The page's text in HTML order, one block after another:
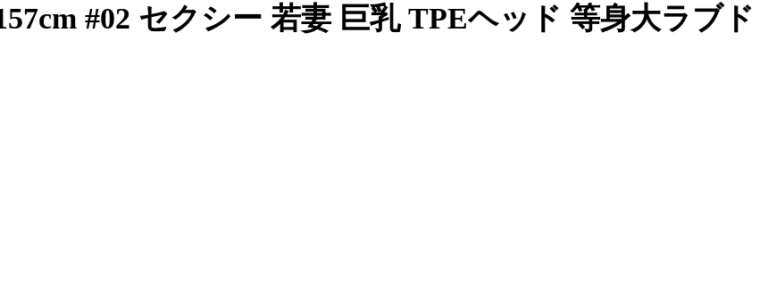
#02 セクシー 若妻 巨乳 TPEヘッド 等身大ラブド